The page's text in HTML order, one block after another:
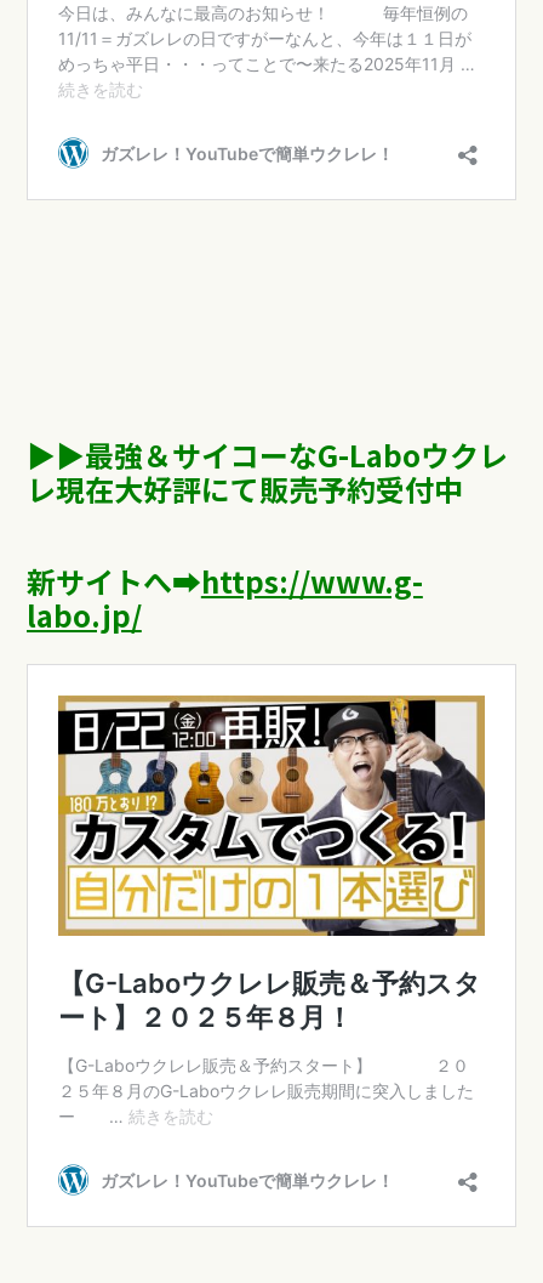
▶︎▶︎最強＆サイコーなG-Laboウクレ
レ現在大好評にて販売予約受付中
新サイトへ➡︎https://www.g-
labo.jp/